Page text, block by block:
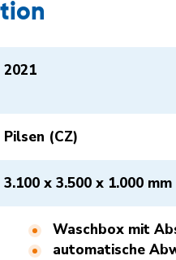
2021
Pilsen (CZ)
3.100 x 3.500 x 1.000
Waschbox mit
automatische